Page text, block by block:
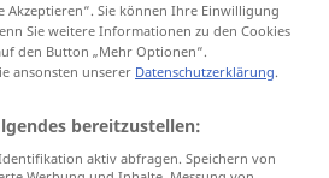
Akzeptieren“. Sie können Ihre Einwilligung
Sie weitere Informationen zu den Cookies
den Button „Mehr Optionen“.
ansonsten unserer Datenschutzerklärung.
bereitzustellen:
aktiv abfragen. Speichern von